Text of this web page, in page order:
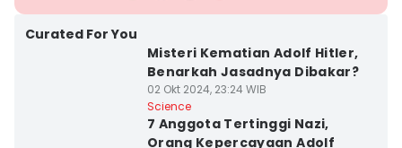
Curated For You
Misteri Kematian Adolf Hitler,
Benarkah Jasadnya Dibakar?
02 Okt 2024, 23:24 WIB
Science
7 Anggota Tertinggi Nazi,
Orang Kepercayaan Adolf